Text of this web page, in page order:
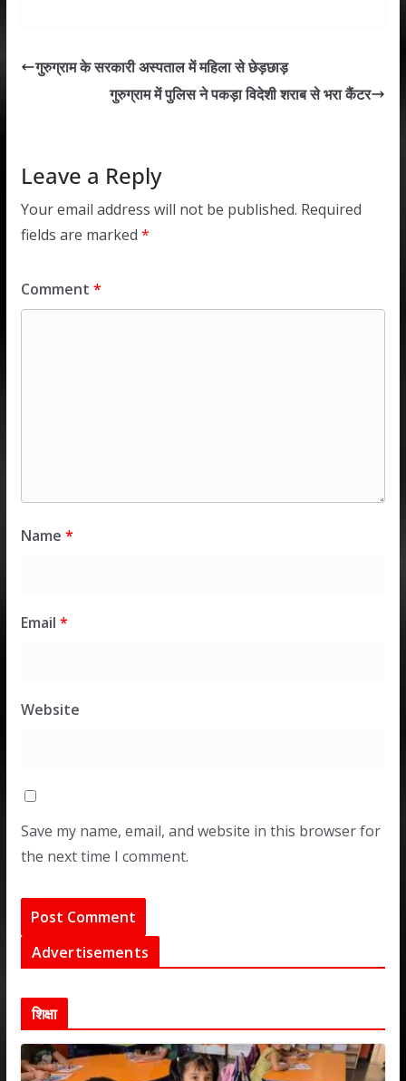
s b
o
er e
dI
l e
गुरुग्राम के सरकारी अस्पताल में महिला से छेड़छाड़
गुरुग्राम में पुलिस ने पकड़ा विदेशी शराब से भरा कैंटर
Leave a Reply
Your email address will not be published. Required
fields are marked *
Comment *
Name *
Email *
Website
Save my name, email, and website in this browser for
the next time I comment.
Advertisements
शिक्षा